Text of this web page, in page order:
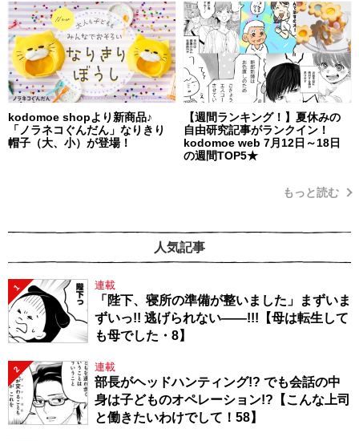
kodomoe shopより新商品♪
「ノラネコぐんだん」なりきり
帽子（大、小）が登場！
【週間ランキング！】夏休みの
自由研究記事がランクイン！
kodomoe web 7月12日～18日
の週間TOP5★
もっと読む
人気記事
1 連載
「陛下、寝所の準備が整いました」まずいま
ずいっ!! 逃げられない――!!!【母は転生して
も母でした・8】
2 連載
部長がヘッドハンティング!? でも会話の中
身は子どものオペレーション!?【こんな上司
と働きたいわけでして！58】